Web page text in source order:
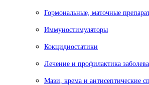
Гормональные, маточные
Иммуностимуляторы
Кокцидиостатики
Лечение и профилактика
Мази, крема и антисептические